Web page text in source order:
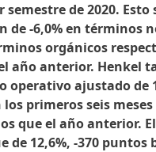
semestre de 2020. Esto
de -6,0% en términos
orgánicos
año anterior. Henkel
operativo ajustado de
primeros seis meses
que el año anterior.
de 12,6%, -370 puntos